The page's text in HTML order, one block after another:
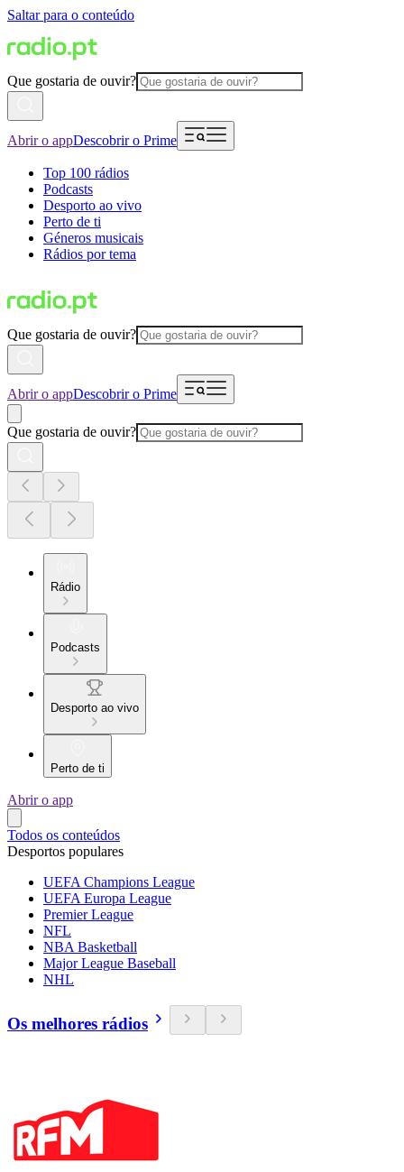
Saltar para o conteúdo
Que gostaria de ouvir?
Abrir o appDescobrir o Prime
Top 100 rádios
Podcasts
Desporto ao vivo
Perto de ti
Géneros musicais
Rádios por tema
Que gostaria de ouvir?
Abrir o appDescobrir o Prime
Que gostaria de ouvir?
Rádio
Podcasts
Desporto ao vivo
Perto de ti
Abrir o app
Todos os conteúdos
Desportos populares
UEFA Champions League
UEFA Europa League
Premier League
NFL
NBA Basketball
Major League Baseball
NHL
Os melhores rádios